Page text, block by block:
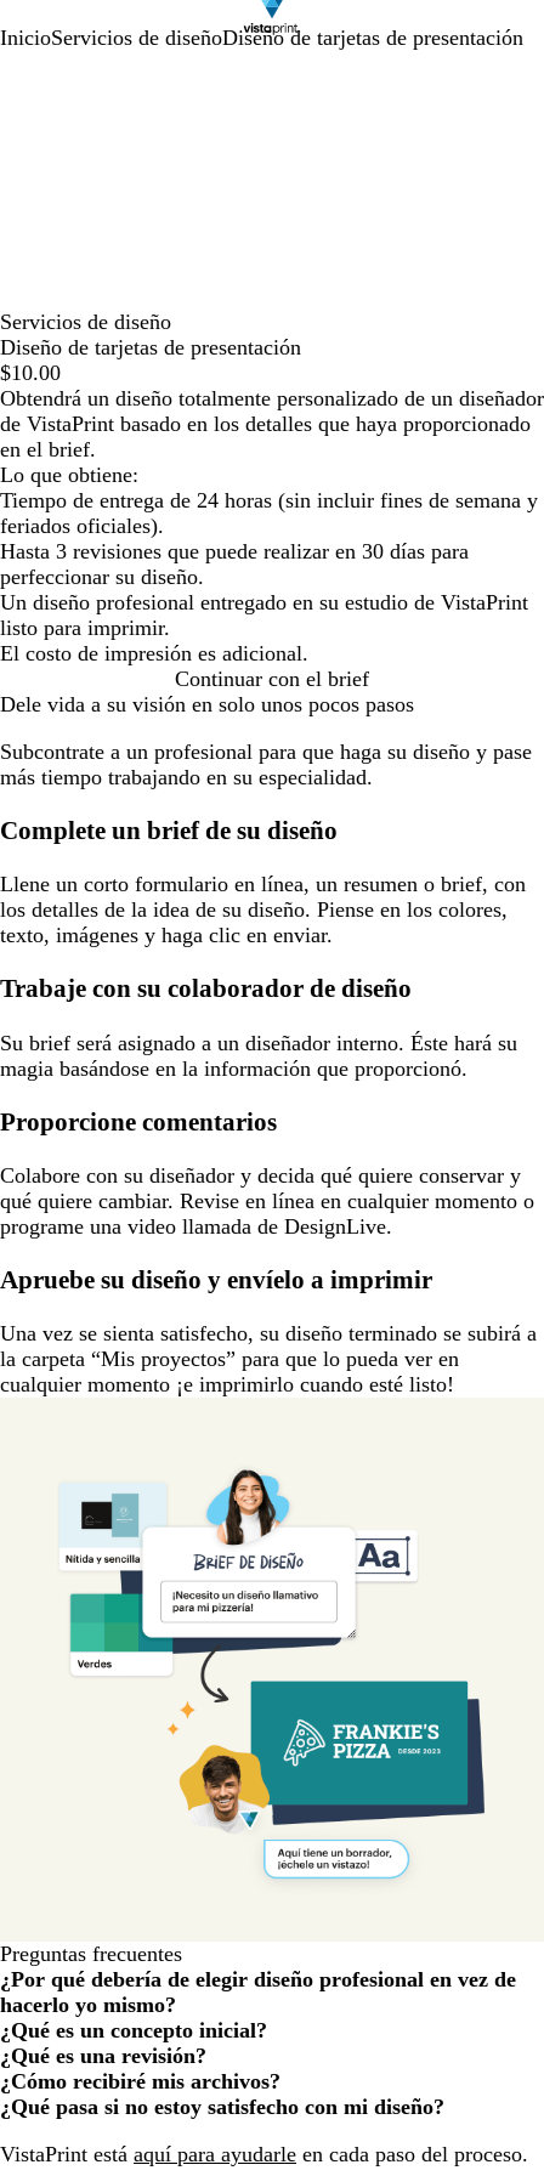
InicioServicios de diseñoDiseño de tarjetas de presentación
Servicios de diseño
Diseño de tarjetas de presentación
$10.00
Obtendrá un diseño totalmente personalizado de un diseñador
de VistaPrint basado en los detalles que haya proporcionado
en el brief.
Lo que obtiene:
Tiempo de entrega de 24 horas (sin incluir fines de semana y
feriados oficiales).
Hasta 3 revisiones que puede realizar en 30 días para
perfeccionar su diseño.
Un diseño profesional entregado en su estudio de VistaPrint
listo para imprimir.
El costo de impresión es adicional.
Continuar con el brief
Dele vida a su visión en solo unos pocos pasos
Subcontrate a un profesional para que haga su diseño y pase
más tiempo trabajando en su especialidad.
Complete un brief de su diseño
Llene un corto formulario en línea, un resumen o brief, con
los detalles de la idea de su diseño. Piense en los colores,
texto, imágenes y haga clic en enviar.
Trabaje con su colaborador de diseño
Su brief será asignado a un diseñador interno. Éste hará su
magia basándose en la información que proporcionó.
Proporcione comentarios
Colabore con su diseñador y decida qué quiere conservar y
qué quiere cambiar. Revise en línea en cualquier momento o
programe una video llamada de DesignLive.
Apruebe su diseño y envíelo a imprimir
Una vez se sienta satisfecho, su diseño terminado se subirá a
la carpeta “Mis proyectos” para que lo pueda ver en
cualquier momento ¡e imprimirlo cuando esté listo!
Preguntas frecuentes
¿Por qué debería de elegir diseño profesional en vez de
hacerlo yo mismo?
¿Qué es un concepto inicial?
¿Qué es una revisión?
¿Cómo recibiré mis archivos?
¿Qué pasa si no estoy satisfecho con mi diseño?
VistaPrint está aquí para ayudarle en cada paso del proceso.